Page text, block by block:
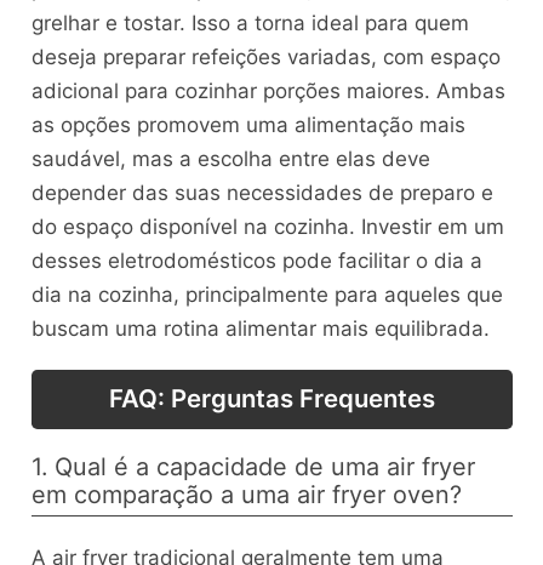
grelhar e tostar. Isso a torna ideal para quem
deseja preparar refeições variadas, com espaço
adicional para cozinhar porções maiores. Ambas
as opções promovem uma alimentação mais
saudável, mas a escolha entre elas deve
depender das suas necessidades de preparo e
do espaço disponível na cozinha. Investir em um
desses eletrodomésticos pode facilitar o dia a
dia na cozinha, principalmente para aqueles que
buscam uma rotina alimentar mais equilibrada.
FAQ: Perguntas Frequentes
1. Qual é a capacidade de uma air fryer
em comparação a uma air fryer oven?
A air fryer tradicional geralmente tem uma